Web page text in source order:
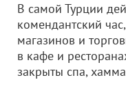
В самой Турции
комендантский
магазинов и
в кафе и
закрыты спа,